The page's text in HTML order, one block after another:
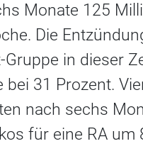
Monate 125
Die
in dieser
31 Prozent.
nach sechs
für eine RA